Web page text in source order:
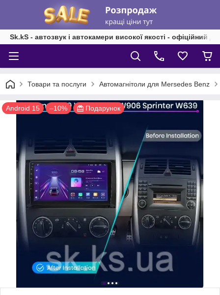
Sk.kS - автозвук і автокамери високої якості - офіційний
Товари та послуги Автомагнітоли для Mersedes Benz
Android 15 –10% Подарунок